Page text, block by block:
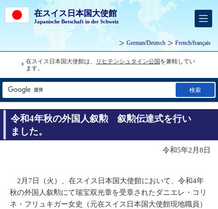
在スイス日本国大使館
Japanische Botschaft in der Schweiz
German/Deutsch French/français
在スイス日本国大使館は、 リヒテンシュタイン公国 を兼轄してい
ます。
検索
令和4年秋の外国人叙勲 叙勲伝達式を行い
ました。
令和5年2月8日
2月7日（火）、在スイス日本国大使館において、令和4年
秋の外国人叙勲にて瑞宝双光章を受章されたダニエレ・コリ
ネ・フリュキガー女史（元在スイス日本国大使館現地職員）